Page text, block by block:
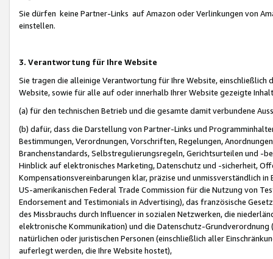
Sie dürfen keine Partner-Links auf Amazon oder Verlinkungen von
einstellen.
3. Verantwortung für Ihre Website
Sie tragen die alleinige Verantwortung für Ihre Website,
Website, sowie für alle auf oder innerhalb Ihrer Website gezeigte
(a) für den technischen Betrieb und die gesamte damit verbundene
(b) dafür, dass die Darstellung von Partner-Links und
Bestimmungen, Verordnungen, Vorschriften, Regelungen,
Branchenstandards, Selbstregulierungsregeln, Gerichtsurteilen und -
Hinblick auf elektronisches Marketing, Datenschutz und -sicherheit,
Kompensationsvereinbarungen klar, präzise und unmissverständlich
US-amerikanischen Federal Trade Commission für die Nutzung von
Endorsement and Testimonials in Advertising), das französische
des Missbrauchs durch Influencer in sozialen Netzwerken, die
elektronische Kommunikation) und die Datenschutz-
natürlichen oder juristischen Personen (einschließlich aller
auferlegt werden, die Ihre Website hostet),